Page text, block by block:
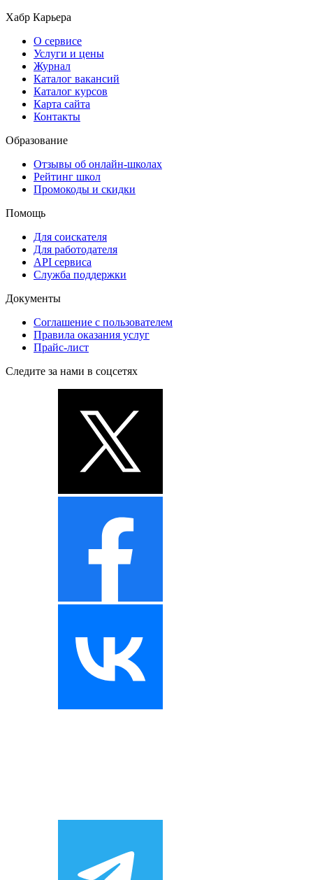
Хабр Карьера
О сервисе
Услуги и цены
Журнал
Каталог вакансий
Каталог курсов
Карта сайта
Контакты
Образование
Отзывы об онлайн-школах
Рейтинг школ
Промокоды и скидки
Помощь
Для соискателя
Для работодателя
API сервиса
Служба поддержки
Документы
Соглашение с пользователем
Правила оказания услуг
Прайс-лист
Следите за нами в соцсетях